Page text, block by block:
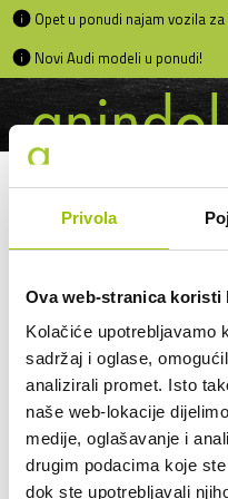
Privola
Ova web-stranica koristi
Kolačiće upotrebljavamo
sadržaj i oglase,
analizirali promet. Isto
naše web-lokacije
medije, oglašavanje i
drugim podacima koje
dok ste upotrebljavali
Opet u ponudi najam vozila za
Novi Audi modeli u ponudi!
Blog